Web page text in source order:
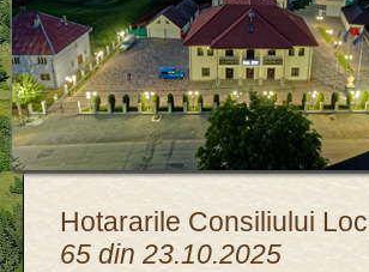
Hotararile Consiliului
65 din 23.10.2025